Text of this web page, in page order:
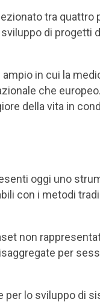
tra quattro
di progetti
in cui la
che
della vita in
oggi uno
con i metodi
non
per
lo sviluppo di